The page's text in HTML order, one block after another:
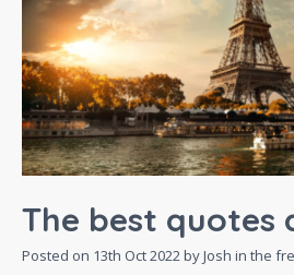
The best quotes
Posted on 13th Oct 2022by Josh in the